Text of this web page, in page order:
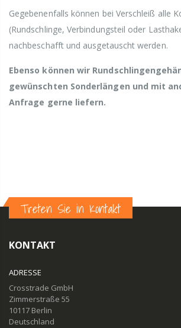
Gegebenenfalls können bei Verschleiß alle
(Rundschlinge, Verbindungsteil oder
nachbeschafft und ausgetauscht werden.
Ebenso können wir
gewünschten Sonderlängen und mit
Anfrage gerne liefern.
Treten Sie in Kontakt
KONTAKT
ADRESSE
Crosstrade GmbH
Zimmerstraße 55
10117 Berlin
Deutschland